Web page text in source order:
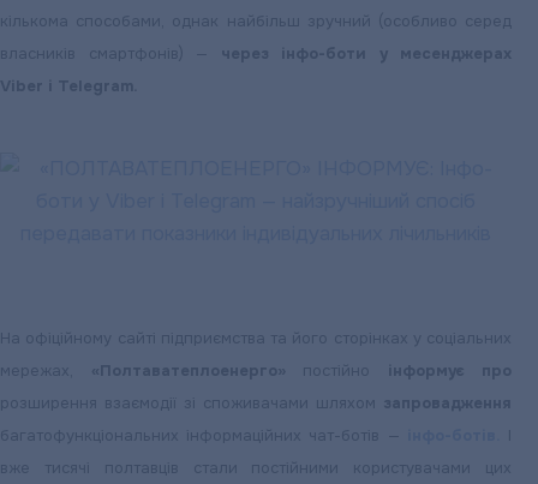
кількома способами, однак найбільш зручний (особливо серед
власників смартфонів) — через інфо-боти у месенджерах
Viber і Telegram.
На офіційному сайті підприємства та його сторінках у соціальних
мережах, «Полтаватеплоенерго» постійно інформує про
розширення взаємодії зі споживачами шляхом
запровадження
багатофункціональних інформаційних чат-ботів —
І
вже тисячі полтавців стали постійними користувачами цих